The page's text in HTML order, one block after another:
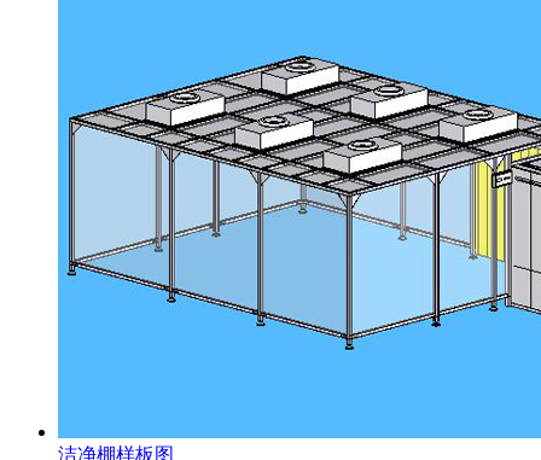
洁净棚样板图